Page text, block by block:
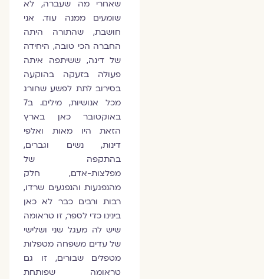
שאחרי מה שעברה, לא
שומעים ממנה עוד. אני
חושבת, שהתורה היתה
החברה הכי טובה, היחידה
של דינה, ששיתפה איתה
פעולה בזעקה בהוקעה
בסירוב לתת לפשע שחורג
מכל אנושיות, מילים. ב7
באוקטובר כאן בארץ
הזאת היו מאות ואלפי
דינות, נשים וגברים,
בהתקפה של
מפלצות-אדם, חלק
מהנפגעות והנפגעים שרדו,
רבות ורבים כבר לא כאן
בינינו כדי לספר, זו טראומה
שיש לה מעגל שני ושלישי
של עדים משפחה מטפלות
מטפלים שבורים, זו גם
טראומה שפותחת